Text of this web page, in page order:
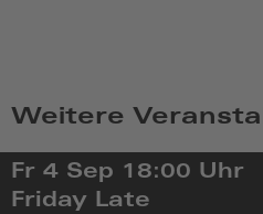
Weitere
Fr 4 Sep 18:00 Uhr
Friday Late